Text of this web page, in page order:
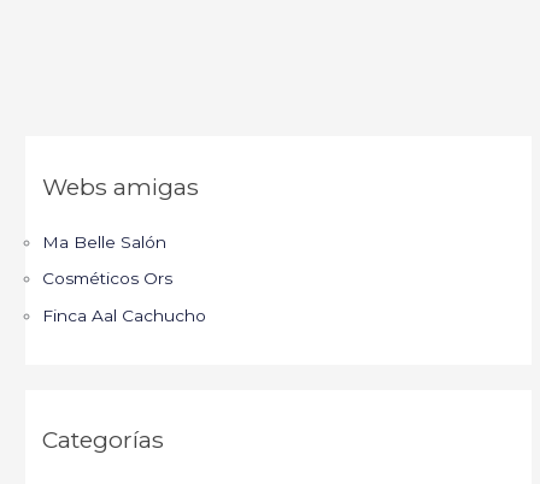
Webs amigas
Ma Belle Salón
Cosméticos Ors
Finca Aal Cachucho
Categorías